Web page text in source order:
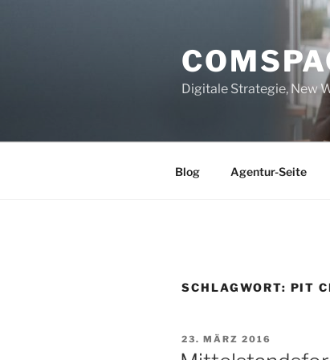
Digitale Strategie, New
Blog Agentur-Seite
SCHLAGWORT: PIT
VERÖFFENTLICHT
AM
23. MÄRZ 2016